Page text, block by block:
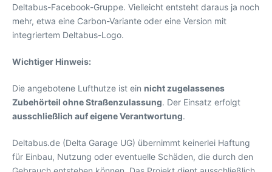
Deltabus-Facebook-Gruppe. Vielleicht entsteht daraus ja noch
mehr, etwa eine Carbon-Variante oder eine Version mit
integriertem Deltabus-Logo.
Wichtiger Hinweis:
Die angebotene Lufthutze ist ein nicht zugelassenes
Zubehörteil ohne Straßenzulassung. Der Einsatz erfolgt
ausschließlich auf eigene Verantwortung.
Deltabus.de (Delta Garage UG) übernimmt keinerlei Haftung
für Einbau, Nutzung oder eventuelle Schäden, die durch den